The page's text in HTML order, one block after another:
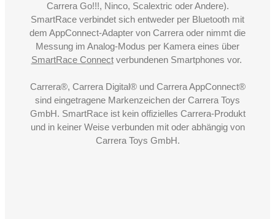
Carrera Go!!!, Ninco, Scalextric oder Andere).
SmartRace verbindet sich entweder per Bluetooth mit
dem AppConnect-Adapter von Carrera oder nimmt die
Messung im Analog-Modus per Kamera eines über
SmartRace Connectverbundenen Smartphones vor.
Carrera®, Carrera Digital® und Carrera AppConnect®
sind eingetragene Markenzeichen der Carrera Toys
GmbH. SmartRace ist kein offizielles Carrera-Produkt
und in keiner Weise verbunden mit oder abhängig von
Carrera Toys GmbH.